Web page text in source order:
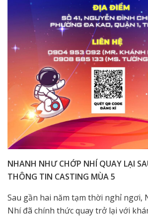
NHANH NHƯ CHỚP NHÍ QUAY LẠI
THÔNG TIN CASTING MÙA 5
Sau gần hai năm tạm thời nghỉ ngơi,
Nhí đã chính thức quay trở lại với